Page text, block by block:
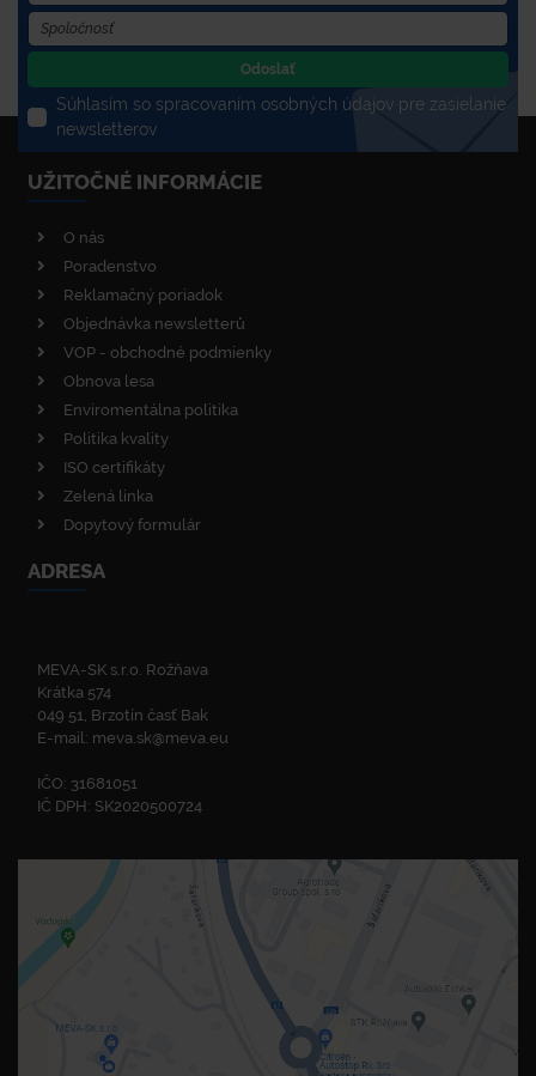
Odoslať
Súhlasím so spracovaním osobných údajov pre zasielanie
newsletterov
UŽITOČNÉ INFORMÁCIE
O nás
Poradenstvo
Reklamačný poriadok
Objednávka newsletterů
VOP - obchodné podmienky
Obnova lesa
Enviromentálna politika
Politika kvality
ISO certifikáty
Zelená linka
Dopytový formulár
ADRESA
MEVA-SK s.r.o. Rožňava
Krátka 574
049 51, Brzotín časť Bak
E-mail: meva.sk@meva.eu
IČO: 31681051
IČ DPH: SK2020500724